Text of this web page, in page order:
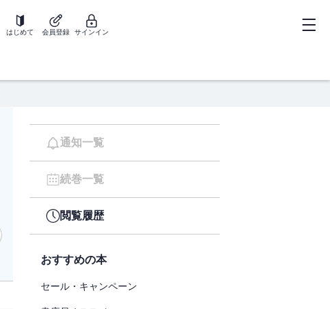
はじめて 会員登録 サインイン
通知一覧
続巻一覧
閲覧履歴
おすすめの本
セール・キャンペーン